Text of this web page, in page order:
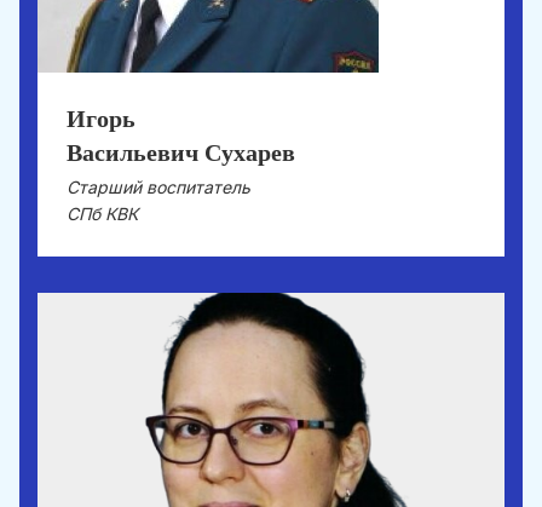
Игорь
Васильевич Сухарев
Старший воспитатель
СПб КВК